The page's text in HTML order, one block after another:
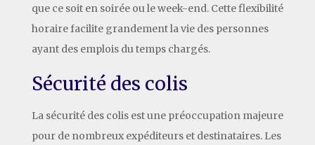
que ce soit en soirée ou le week-end. Cette flexibilité
horaire facilite grandement la vie des personnes
ayant des emplois du temps chargés.
Sécurité des colis
La sécurité des colis est une préoccupation majeure
pour de nombreux expéditeurs et destinataires. Les